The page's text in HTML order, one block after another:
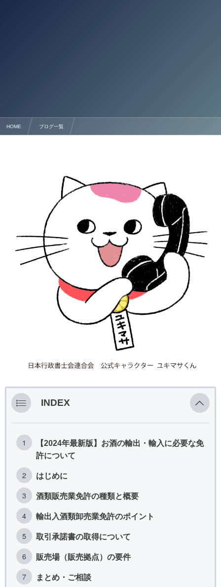
HOME ブログ一覧
INDEX
【2024年最新版】お酒の輸出・輸入に必要な免
許について
はじめに
酒類販売業免許の種類と概要
輸出入酒類卸売業免許のポイント
取引承諾書の取得について
販売場（販売拠点）の要件
まとめ・ご相談